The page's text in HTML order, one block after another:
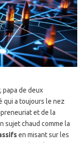
papa de deux
qui a toujours le nez
et de la
sujet chaud comme la
en misant sur les